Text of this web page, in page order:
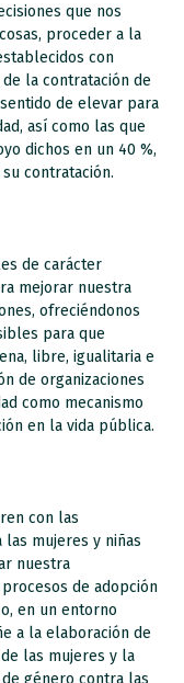
que nos
proceder a la
con
la contratación de
de elevar para
así como las que
dichos en un 40 %,
contratación.
de carácter
mejorar nuestra
ofreciéndonos
para que
libre, igualitaria e
de organizaciones
como mecanismo
en la vida pública.
con las
mujeres y niñas
nuestra
de adopción
en un entorno
a la elaboración de
las mujeres y la